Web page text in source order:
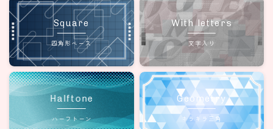
四角形ベース
Square
文字入り
With letters
ハーフトーン
Halftone
キラキラ三角
Geometry